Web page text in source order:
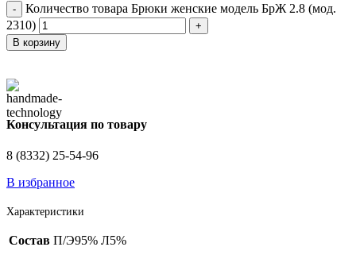
Количество товара Брюки женские модель БрЖ 2.8 (мод.
2310)
В корзину
Консультация по товару
8 (8332) 25-54-96
В избранное
Характеристики
Состав П/Э95% Л5%